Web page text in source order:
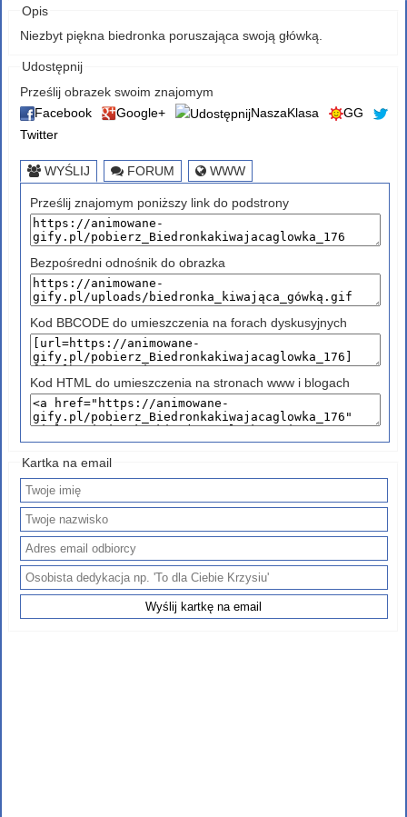
Opis
Niezbyt piękna biedronka poruszająca swoją główką.
Udostępnij
Prześlij obrazek swoim znajomym
Facebook
Google+ NaszaKlasa
GG
Twitter
WYŚLIJ FORUM WWW
Prześlij znajomym poniższy link do podstrony
Bezpośredni odnośnik do obrazka
Kod BBCODE do umieszczenia na forach dyskusyjnych
Kod HTML do umieszczenia na stronach www i blogach
Kartka na email